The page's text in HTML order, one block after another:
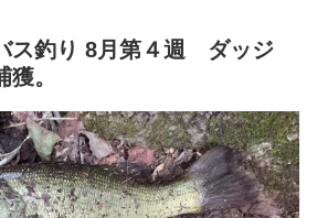
ス釣り 8月第４週 ダッジ
。